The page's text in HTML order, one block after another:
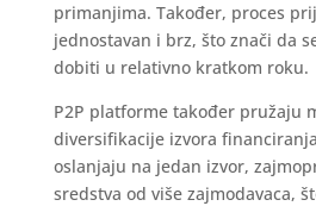
primanjima. Također, proces
jednostavan i brz, što znači da
dobiti u relativno kratkom roku.
P2P platforme također pružaju
diversifikacije izvora
oslanjaju na jedan izvor,
sredstva od više zajmodavaca,